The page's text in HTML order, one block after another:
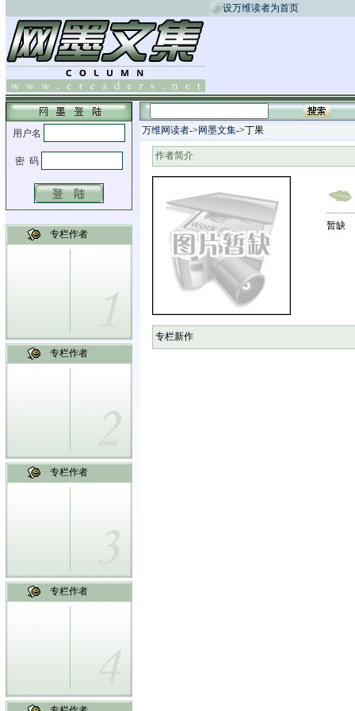
设万维读者为首页
专栏作者
专栏作者
专栏作者
专栏作者
万维网读者-> 网墨文集->丁果
作者简介
暂缺
专栏新作